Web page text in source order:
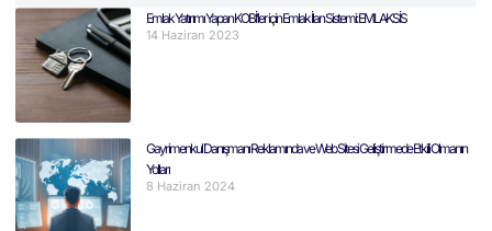
Emlak Yatırımı Yapan KOBİ’ler için Emlak İlan Sistemi: EMLAKSİS
14 Haziran 2023
Gayrimenkul Danışmanı Reklamında ve Web Sitesi Geliştirmede Etkili Olmanın
Yolları
8 Haziran 2024